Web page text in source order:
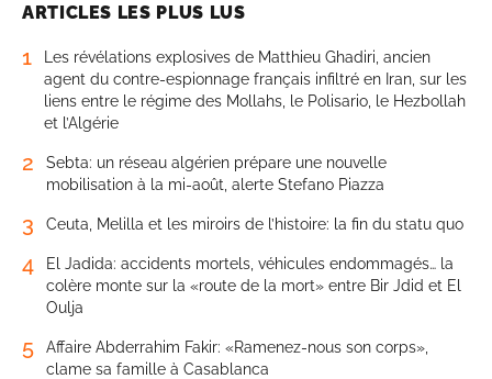
ARTICLES LES PLUS LUS
1
Les révélations explosives de Matthieu Ghadiri, ancien
agent du contre-espionnage français infiltré en Iran, sur les
liens entre le régime des Mollahs, le Polisario, le Hezbollah
et l’Algérie
2
Sebta: un réseau algérien prépare une nouvelle
mobilisation à la mi-août, alerte Stefano Piazza
3 Ceuta, Melilla et les miroirs de l’histoire: la fin du statu quo
4
El Jadida: accidents mortels, véhicules endommagés… la
colère monte sur la «route de la mort» entre Bir Jdid et El
Oulja
5
Affaire Abderrahim Fakir: «Ramenez-nous son corps»,
clame sa famille à Casablanca